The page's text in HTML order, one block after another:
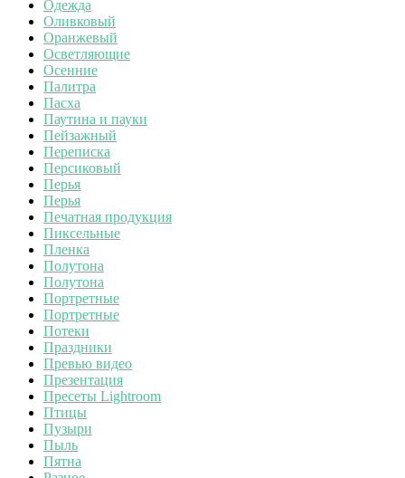
Одежда
Оливковый
Оранжевый
Осветляющие
Осенние
Палитра
Пасха
Паутина и пауки
Пейзажный
Переписка
Персиковый
Перья
Перья
Печатная продукция
Пиксельные
Пленка
Полутона
Полутона
Портретные
Портретные
Потеки
Праздники
Превью видео
Презентация
Пресеты Lightroom
Птицы
Пузыри
Пыль
Пятна